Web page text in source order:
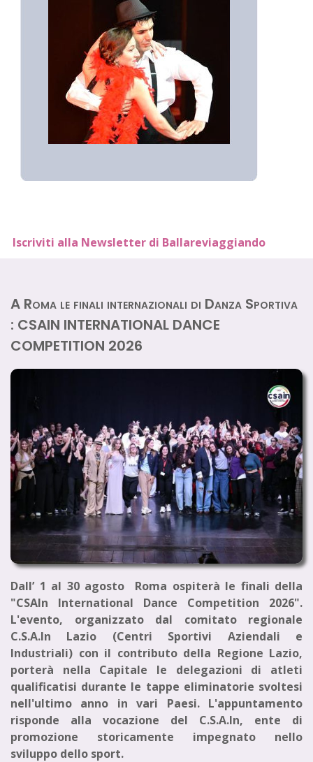
Iscriviti alla Newsletter di Ballareviaggiando
A Roma le finali internazionali di Danza Sportiva
: CSAIN INTERNATIONAL DANCE
COMPETITION 2026
Dall’ 1 al 30 agosto Roma ospiterà le finali della
"CSAIn International Dance Competition 2026".
L'evento, organizzato dal comitato regionale
C.S.A.In Lazio (Centri Sportivi Aziendali e
Industriali) con il contributo della Regione Lazio,
porterà nella Capitale le delegazioni di atleti
qualificatisi durante le tappe eliminatorie svoltesi
nell'ultimo anno in vari Paesi. L'appuntamento
risponde alla vocazione del C.S.A.In, ente di
promozione storicamente impegnato nello
sviluppo dello sport.